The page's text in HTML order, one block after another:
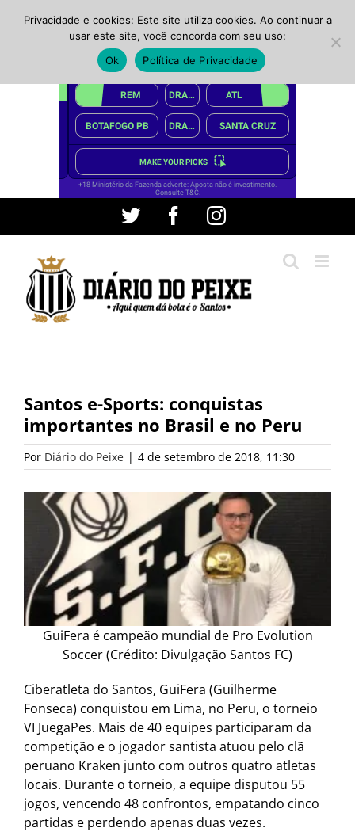
conteúdo
Twitter FacebookInstagram
Santos e-Sports: conquistas
importantes no Brasil e no Peru
Por Diário do Peixe | 4 de setembro de 2018, 11:30
GuiFera é campeão mundial de Pro Evolution
Soccer (Crédito: Divulgação Santos FC)
Ciberatleta do Santos, GuiFera (Guilherme
Fonseca) conquistou em Lima, no Peru, o torneio
VI JuegaPes. Mais de 40 equipes participaram da
competição e o jogador santista atuou pelo clã
peruano Kraken junto com outros quatro atletas
locais. Durante o torneio, a equipe disputou 55
jogos, vencendo 48 confrontos, empatando cinco
partidas e perdendo apenas duas vezes.
Privacidade e cookies: Este site utiliza cookies. Ao continuar a
usar este site, você concorda com seu uso:
Ok
Política de Privacidade